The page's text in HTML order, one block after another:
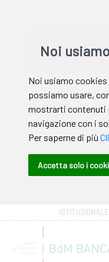
ISTITUZIONALE